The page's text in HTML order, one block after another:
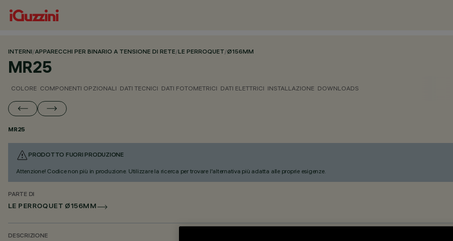
INTERNI/APPARECCHI PER BINARIO A TENSIONE DI RETE/LE PERROQUET/Ø156MM
MR25
COLORE COMPONENTI OPZIONALI DATI TECNICI DATI FOTOMETRICI DATI ELETTRICI INSTALLAZIONE DOWNLOADS
MR25
PRODOTTO FUORI PRODUZIONE
Attenzione! Codice non più in produzione. Utilizzare la ricerca per trovare l'alternativa più adatta alle proprie esigenze.
PARTE DI
LE PERROQUET Ø156MM
DESCRIZIONE